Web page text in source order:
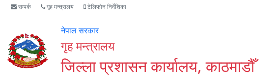
Accessibility
Mode
गर्नुहोस्
मुख्य
सामाग्री
मुख्य
नेभिगेसन
वेबसाइट
खोजमा
सम्पर्क गृह मन्त्रालय टेलिफोन निर्देशिका
नेपाल सरकार
गृह मन्त्रालय
जिल्ला प्रशासन कार्यालय, काठमाडौँ